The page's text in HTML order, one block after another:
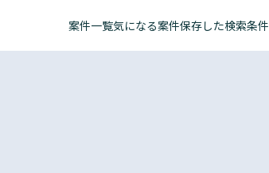
案件一覧気になる案件保存した検索条件